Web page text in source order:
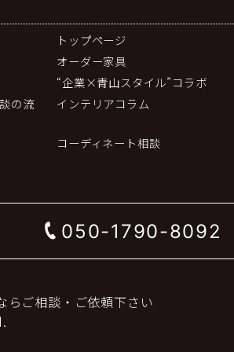
トップページ
オーダー家具
“企業×青山スタイル”コラボ
の流
インテリアコラム
コーディネート相談
050-1790-8092
らご相談・ご依頼下さい